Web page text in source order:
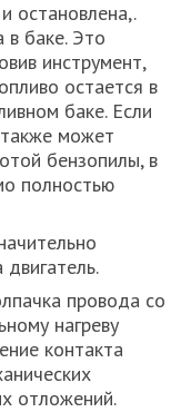
остановлена,.
в баке. Это
инструмент,
остается в
баке. Если
также может
бензопилы, в
полностью
провода со
нагреву
контакта
отложений.